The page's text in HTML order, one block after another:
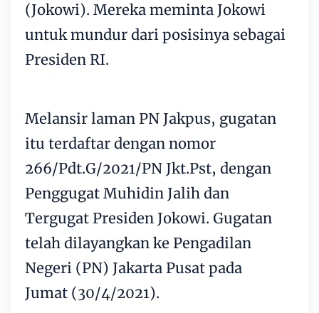
(Jokowi). Mereka meminta Jokowi
untuk mundur dari posisinya sebagai
Presiden RI.
Melansir laman PN Jakpus, gugatan
itu terdaftar dengan nomor
266/Pdt.G/2021/PN Jkt.Pst, dengan
Penggugat Muhidin Jalih dan
Tergugat Presiden Jokowi. Gugatan
telah dilayangkan ke Pengadilan
Negeri (PN) Jakarta Pusat pada
Jumat (30/4/2021).